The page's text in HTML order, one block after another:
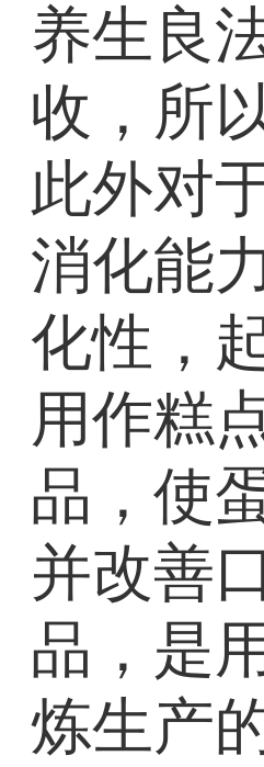
养生良
收，所
此外对
消化能
化性，
用作糕
品，使
并改善
品，是
炼生产